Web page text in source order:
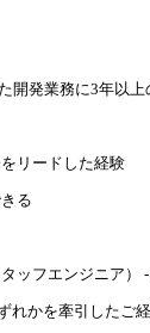
開発業務に3年以
リードした経験
る
フエンジニア
れかを牽引したご